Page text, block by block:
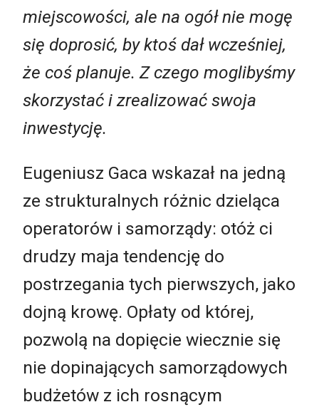
miejscowości, ale na ogół nie mogę
się doprosić, by ktoś dał wcześniej,
że coś planuje. Z czego moglibyśmy
skorzystać i zrealizować swoja
inwestycję.
Eugeniusz Gaca wskazał na jedną
ze strukturalnych różnic dzieląca
operatorów i samorządy: otóż ci
drudzy maja tendencję do
postrzegania tych pierwszych, jako
dojną krowę. Opłaty od której,
pozwolą na dopięcie wiecznie się
nie dopinających samorządowych
budżetów z ich rosnącym